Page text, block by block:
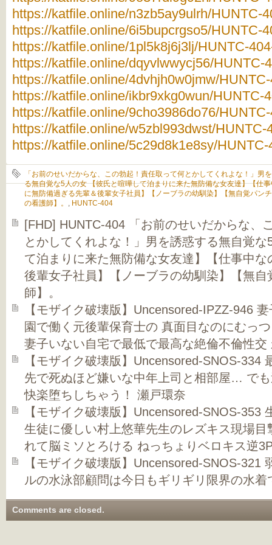
https://katfile.online/n3zb5ay9ulrh/HUNTC-
https://katfile.online/6i5bupcrgso5/HUNTC-
https://katfile.online/1pl5k8j6j3lj/HUNTC-
https://katfile.online/dqyvlwwycj56/HUNTC-
https://katfile.online/4dvhjh0w0jmw/
https://katfile.online/ikbr9xkg0wun/HUNTC-
https://katfile.online/9cho3986do76/
https://katfile.online/w5zbl993dwst/HUNTC-
https://katfile.online/5c29d8k1e8sy/
「お前のせいだからな、この勃起！責任取って何とかしてくれよな！」男
る無自覚な5人の女 【彼氏と喧嘩して泊まりに来た無防備な女友達】【仕
に無防備過ぎる先輩＆後輩女子社員】【ノーブラの幼馴染】【無自覚パン
の看護師】。 , HUNTC-404
[FHD] HUNTC-404 「お前のせいだからな、
とかしてくれよな！」男を誘惑する無自覚
て泊まりに来た無防備な女友達】【仕事中
後輩女子社員】【ノーブラの幼馴染】【無
師】。
【モザイク破壊版】Uncensored-IPZZ-946
園で働く元後輩保育士の 真面目なのにむっ
妻子いない自宅で最低で最高な絶倫不倫性交
【モザイク破壊版】Uncensored-SNOS-334
先で死ぬほど嫌いな中年上司と相部屋… で
快楽堕ちしちゃう！ 瀬戸環奈
【モザイク破壊版】Uncensored-SNOS-353
生徒に優しい村上悠華先生のレズキス現場
れて脳ミソとろける ねっちょりベロキス逆
【モザイク破壊版】Uncensored-SNOS-321
ルの水泳部顧問は今日もギリギリ限界の水
Comments are closed.